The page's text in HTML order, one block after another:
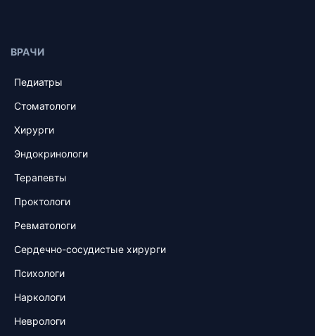
ВРАЧИ
Педиатры
Стоматологи
Хирурги
Эндокринологи
Терапевты
Проктологи
Ревматологи
Сердечно-сосудистые хирурги
Психологи
Наркологи
Неврологи